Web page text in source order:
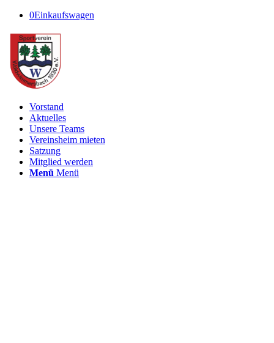
0Einkaufswagen
Vorstand
Aktuelles
Unsere Teams
Vereinsheim mieten
Satzung
Mitglied werden
Menü Menü